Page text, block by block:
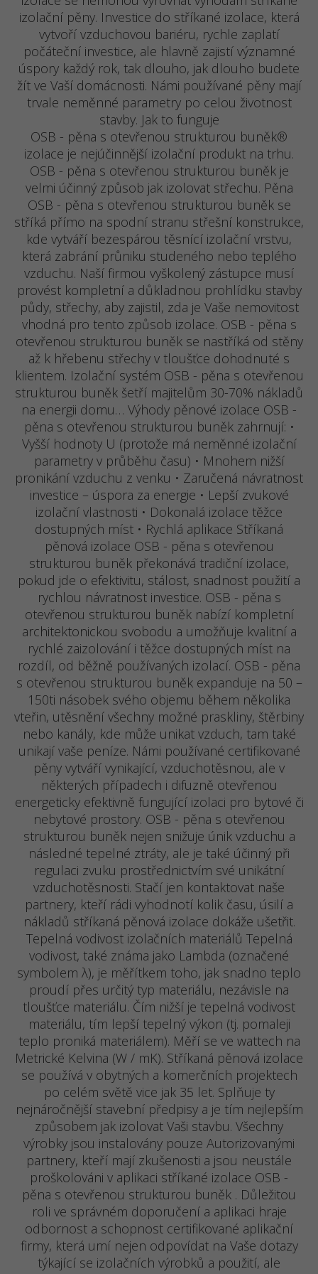
izolační pěny. Investice do stříkané izolace, která
vytvoří vzduchovou bariéru, rychle zaplatí
počáteční investice, ale hlavně zajistí významné
úspory každý rok, tak dlouho, jak dlouho budete
žít ve Vaší domácnosti. Námi používané pěny mají
trvale neměnné parametry po celou životnost
stavby. Jak to funguje
OSB - pěna s otevřenou strukturou buněk®
izolace je nejúčinnější izolační produkt na trhu.
OSB - pěna s otevřenou strukturou buněk je
velmi účinný způsob jak izolovat střechu. Pěna
OSB - pěna s otevřenou strukturou buněk se
stříká přímo na spodní stranu střešní konstrukce,
kde vytváří bezespárou těsnící izolační vrstvu,
která zabrání průniku studeného nebo teplého
vzduchu. Naší firmou vyškolený zástupce musí
provést kompletní a důkladnou prohlídku stavby
půdy, střechy, aby zajistil, zda je Vaše nemovitost
vhodná pro tento způsob izolace. OSB - pěna s
otevřenou strukturou buněk se nastříká od stěny
až k hřebenu střechy v tloušťce dohodnuté s
klientem. Izolační systém OSB - pěna s otevřenou
strukturou buněk šetří majitelům 30-70% nákladů
na energii domu… Výhody pěnové izolace OSB -
pěna s otevřenou strukturou buněk zahrnují: •
Vyšší hodnoty U (protože má neměnné izolační
parametry v průběhu času) • Mnohem nižší
pronikání vzduchu z venku • Zaručená návratnost
investice – úspora za energie • Lepší zvukové
izolační vlastnosti • Dokonalá izolace těžce
dostupných míst • Rychlá aplikace Stříkaná
pěnová izolace OSB - pěna s otevřenou
strukturou buněk překonává tradiční izolace,
pokud jde o efektivitu, stálost, snadnost použití a
rychlou návratnost investice. OSB - pěna s
otevřenou strukturou buněk nabízí kompletní
architektonickou svobodu a umožňuje kvalitní a
rychlé zaizolování i těžce dostupných míst na
rozdíl, od běžně používaných izolací. OSB - pěna
s otevřenou strukturou buněk expanduje na 50 –
150ti násobek svého objemu během několika
vteřin, utěsnění všechny možné praskliny, štěrbiny
nebo kanály, kde může unikat vzduch, tam také
unikají vaše peníze. Námi používané certifikované
pěny vytváří vynikající, vzduchotěsnou, ale v
některých případech i difuzně otevřenou
energeticky efektivně fungující izolaci pro bytové či
nebytové prostory. OSB - pěna s otevřenou
strukturou buněk nejen snižuje únik vzduchu a
následné tepelné ztráty, ale je také účinný při
regulaci zvuku prostřednictvím své unikátní
vzduchotěsnosti. Stačí jen kontaktovat naše
partnery, kteří rádi vyhodnotí kolik času, úsilí a
nákladů stříkaná pěnová izolace dokáže ušetřit.
Tepelná vodivost izolačních materiálů Tepelná
vodivost, také známa jako Lambda (označené
symbolem λ), je měřítkem toho, jak snadno teplo
proudí přes určitý typ materiálu, nezávisle na
tloušťce materiálu. Čím nižší je tepelná vodivost
materiálu, tím lepší tepelný výkon (tj. pomaleji
teplo proniká materiálem). Měří se ve wattech na
Metrické Kelvina (W / mK). Stříkaná pěnová izolace
se používá v obytných a komerčních projektech
po celém světě vice jak 35 let. Splňuje ty
nejnáročnější stavební předpisy a je tím nejlepším
způsobem jak izolovat Vaši stavbu. Všechny
výrobky jsou instalovány pouze Autorizovanými
partnery, kteří mají zkušenosti a jsou neustále
proškolováni v aplikaci stříkané izolace OSB -
pěna s otevřenou strukturou buněk . Důležitou
roli ve správném doporučení a aplikaci hraje
odbornost a schopnost certifikované aplikační
firmy, která umí nejen odpovídat na Vaše dotazy
týkající se izolačních výrobků a použití, ale